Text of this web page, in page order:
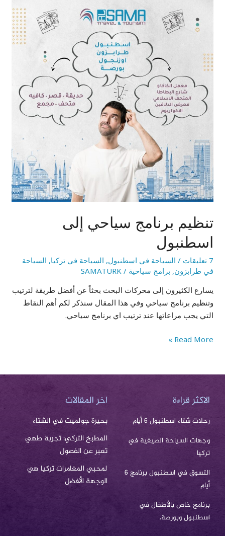
تنظيم برنامج سياحي إلى
اسطنبول
7 تعليقات / السياحة في اسطنبول, السياحة في تركيا, السياحة
في طرابزون, برامج سياحية /
SAMATURK
يسارع الكثيرون إلى محركات البحث بحثاً عن أفضل طريقة لترتيب
وتنظيم برنامج سياحي وفي هذا المقال سنذكر لكم أهم النقاط
التي يجب مراعاتها عند ترتيب اي برنامج سياحي.
برنامج
سياحي
اسطنبول
Read More »
الاكثر قراءة
رحلات شتاء اسطنبول 6 أيام
وجهات السياحة الصيفية في
تركيا
التسوق في اسطنبول برنامج 6
أيام
برنامج خاص بالأطفال في
اسطنبول وبورصة.
اخر المقالات
بحيرة جولميت في الشتاء
المطبخ التركي: تجربة طهي
تعبر عن الفصول
لمحبي المغامرات تركيا هي
الوجهة الأفضل